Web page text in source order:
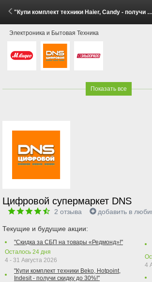
"Купи комплект техники Haier, Candy - получи скидку до 20%!" (27 Мая - 8 Июня 2026)
Электроника и Бытовая Техника
Показать все
Цифровой супермаркет DNS
2 отзыва добавить в
Текущие и будущие акции:
"Скидка за СБП на товары «Редмонд»!"
Осталось 24 дня
4 - 31 Августа 2026
"Купи комплект техники Beko, Hotpoint,
Indesit - получи скидку до 30%!"
4